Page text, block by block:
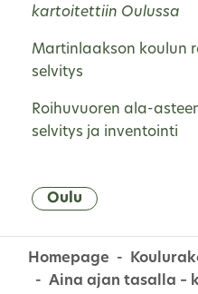
kartoitettiin Oulussa
Martinlaakson koulun
selvitys
Roihuvuoren ala-
selvitys ja inventointi
Oulu
Homepage
Aina ajan tasalla –